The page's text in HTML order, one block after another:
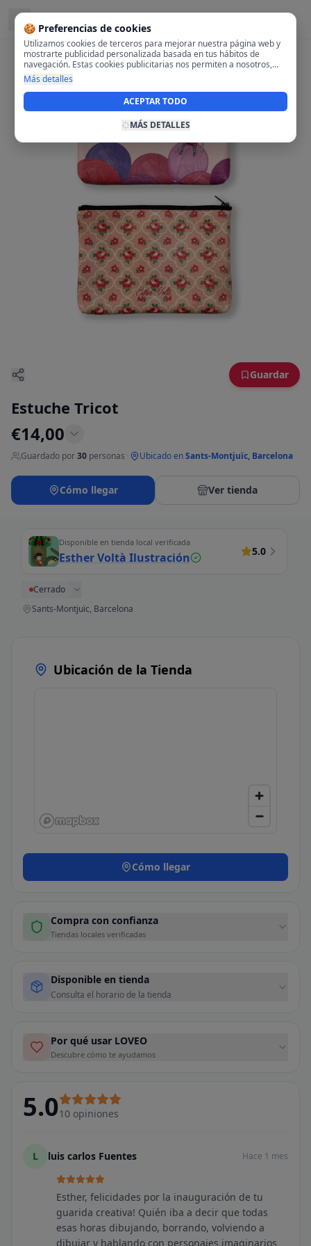
🍪 Preferencias de cookies
Utilizamos cookies de terceros para mejorar nuestra página web y
mostrarte publicidad personalizada basada en tus hábitos de
navegación. Estas cookies publicitarias nos permiten a nosotros,
analizar tu navegación en nuestra página y en internet para
mostrarte anuncios relevantes para ti. Al activarlas, aceptas el uso
de cookies para fines publicitarios y la recopilación y tratamiento de
tus datos de navegación, incluyendo la posible compartición de
Más detalles
ACEPTAR TODO
MÁS DETALLES
Guardar
Estuche Tricot
€14,00
Guardado por30 personas Ubicado enSants-Montjuïc, Barcelona
Cómo llegar Ver tienda
Disponible en tienda local verificada
Esther Voltà Ilustración 5.0
Cerrado
Sants-Montjuïc, Barcelona
Ubicación de la Tienda
Cómo llegar
Compra con confianza
Tiendas locales verificadas
Disponible en tienda
Consulta el horario de la tienda
Por qué usar LOVEO
Descubre cómo te ayudamos
5.010 opiniones
L luis carlos Fuentes Hace 1 mes
Esther, felicidades por la inauguración de tu
guarida creativa! Quién iba a decir que todas
esas horas dibujando, borrando, volviendo a
dibujar y hablando con personajes imaginarios